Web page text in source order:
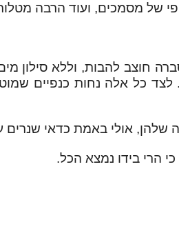
של מסמכים, ועוד הרבה
חוצב להבות, וללא סילון
כל אלה נחות כנפיים
שלהן, אולי באמת כדאי
הרי בידו נמצא הכל.